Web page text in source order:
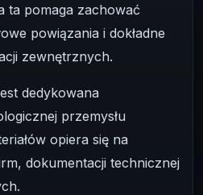
ta pomaga zachować
powiązania i dokładne
zewnętrznych.
dedykowana
przemysłu
opiera się na
dokumentacji technicznej